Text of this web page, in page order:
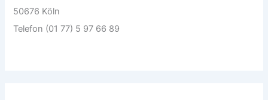
50676 Köln
Telefon (01 77) 5 97 66 89